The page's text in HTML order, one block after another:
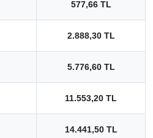
577,66 TL
2.888,30 TL
5.776,60 TL
11.553,20 TL
14.441,50 TL